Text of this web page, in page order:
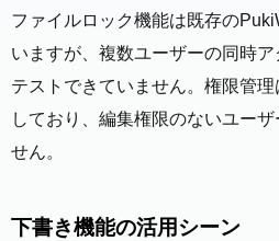
ファイルロック機能は既存の
いますが、複数ユーザーの同時
テストできていません。権限管
しており、編集権限のないユー
せん。
下書き機能の活用シーン